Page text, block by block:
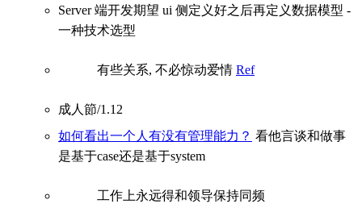
Server 端开发期望 ui 侧定义好之后再定义数据模型 -
一种技术选型
有些关系, 不必惊动爱情 Ref
成人節/1.12
如何看出一个人有没有管理能力？ 看他言谈和做事
是基于case还是基于system
工作上永远得和领导保持同频